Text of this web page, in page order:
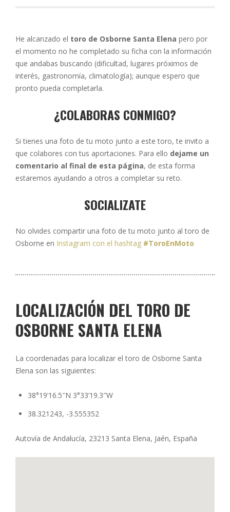
He alcanzado el toro de Osborne Santa Elena pero por
el momento no he completado su ficha con la información
que andabas buscando (dificultad, lugares próximos de
interés, gastronomía, climatología); aunque espero que
pronto pueda completarla.
¿COLABORAS CONMIGO?
Si tienes una foto de tu moto junto a este toro, te invito a
que colabores con tus aportaciones. Para ello dejame un
comentario al final de esta página, de esta forma
estaremos ayudando a otros a completar su reto.
SOCIALIZATE
No olvides compartir una foto de tu moto junto al toro de
Osborne en Instagram con el hashtag #ToroEnMoto
LOCALIZACIÓN DEL TORO DE
OSBORNE SANTA ELENA
La coordenadas para localizar el toro de Osborne Santa
Elena son las siguientes:
38°19’16.5″N 3°33’19.3″W
38.321243, -3.555352
Autovía de Andalucía, 23213 Santa Elena, Jaén, España